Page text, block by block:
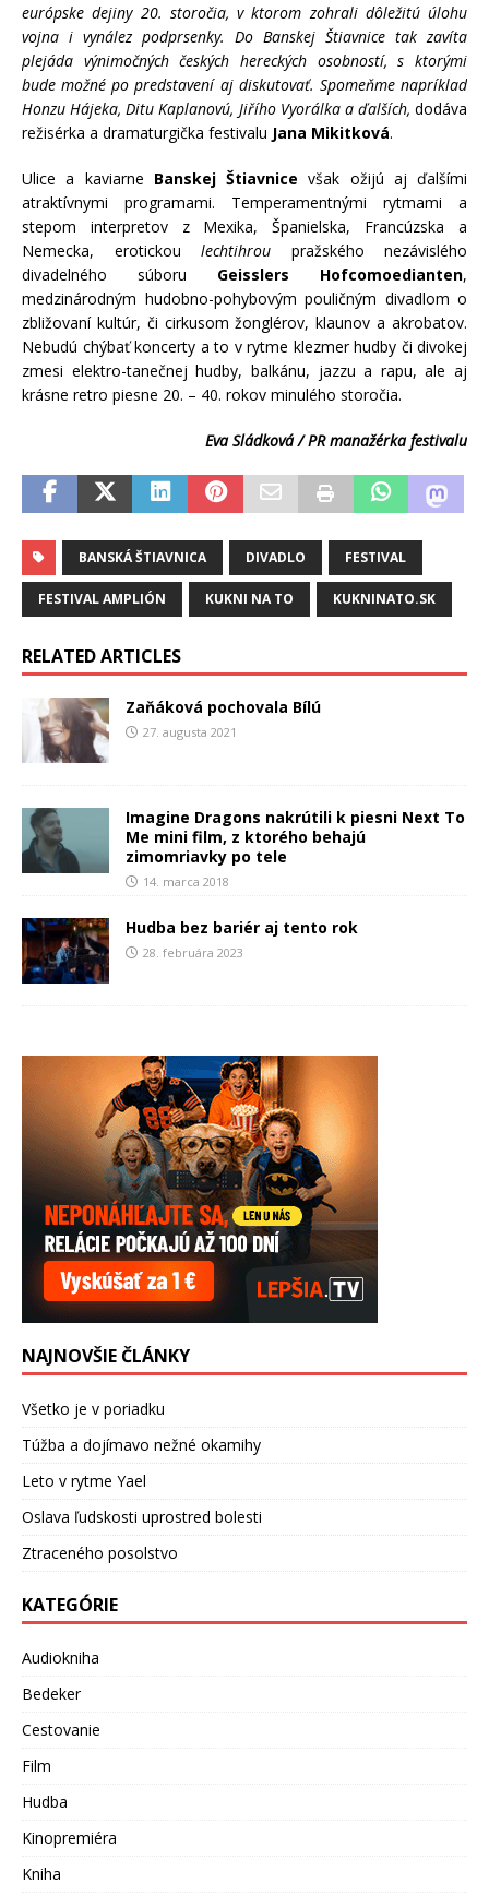
európske dejiny 20. storočia, v ktorom zohrali dôležitú úlohu
vojna i vynález podprsenky. Do Banskej Štiavnice tak zavíta
plejáda výnimočných českých hereckých osobností, s ktorými
bude možné po predstavení aj diskutovať. Spomeňme napríklad
Honzu Hájeka, Ditu Kaplanovú, Jiřího Vyorálka a ďalších, dodáva
režisérka a dramaturgička festivalu Jana Mikitková.
Ulice a kaviarne Banskej Štiavnice však ožijú aj ďalšími
atraktívnymi programami. Temperamentnými rytmami a
stepom interpretov z Mexika, Španielska, Francúzska a
Nemecka, erotickou lechtihrou pražského nezávislého
divadelného súboru Geisslers Hofcomoedianten,
medzinárodným hudobno-pohybovým pouličným divadlom o
zbližovaní kultúr, či cirkusom žonglérov, klaunov a akrobatov.
Nebudú chýbať koncerty a to v rytme klezmer hudby či divokej
zmesi elektro-tanečnej hudby, balkánu, jazzu a rapu, ale aj
krásne retro piesne 20. – 40. rokov minulého storočia.
Eva Sládková / PR manažérka festivalu
BANSKÁ ŠTIAVNICA DIVADLO FESTIVAL
FESTIVAL AMPLIÓN KUKNI NA TO KUKNINATO.SK
RELATED ARTICLES
Zaňáková pochovala Bílú
27. augusta 2021
Imagine Dragons nakrútili k piesni Next To
Me mini film, z ktorého behajú
zimomriavky po tele
14. marca 2018
Hudba bez bariér aj tento rok
28. februára 2023
NAJNOVŠIE ČLÁNKY
Všetko je v poriadku
Túžba a dojímavo nežné okamihy
Leto v rytme Yael
Oslava ľudskosti uprostred bolesti
Ztraceného posolstvo
KATEGÓRIE
Audiokniha
Bedeker
Cestovanie
Film
Hudba
Kinopremiéra
Kniha